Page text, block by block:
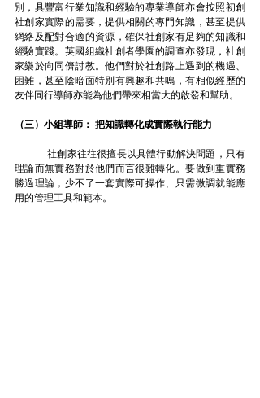
別，具豐富行業知識和經驗的專業導師亦會按照初創
社創家實際的需要，提供相關的專門知識，甚至提供
網絡及配對合適的資源，確保社創家有足夠的知識和
經驗實踐。英國組織社創者學園的調查亦發現，社創
家樂於向同儕討教。他們對於社創路上遇到的機遇、
困難，甚至陰暗面特別有興趣和共鳴，有相似經歷的
友伴同行導師亦能為他們帶來相當大的啟發和幫助。
（三）小組導師： 把知識轉化成實際執行能力
	社創家往往很擅長以具體行動解決問題，只有
理論而無實務對於他們而言很難轉化。要做到重實務
勝過理論，少不了一套實際可操作、只需微調就能應
用的管理工具和範本。